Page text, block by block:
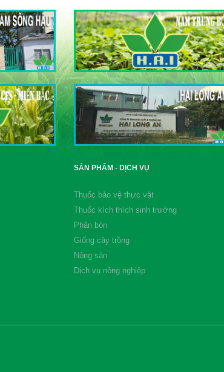
SẢN PHẨM - DỊCH VỤ
Thuốc bảo vệ thực vật
Thuốc kích thích sinh trưởng
Phân bón
Giống cây trồng
Nông sản
Dịch vụ nông nghiệp